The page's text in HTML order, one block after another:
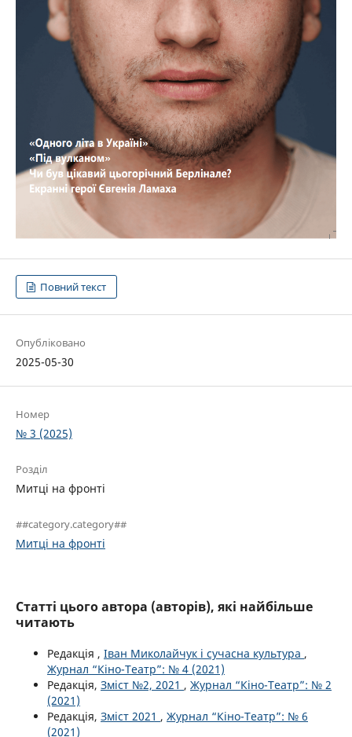
Повний текст
Опубліковано
2025-05-30
Номер
№ 3 (2025)
Розділ
Митці на фронті
##category.category##
Митці на фронті
Статті цього автора (авторів), які найбільше
читають
Редакція , Іван Миколайчук і сучасна культура ,
Журнал “Кіно-Театр”: № 4 (2021)
Редакція, Зміст №2, 2021 , Журнал “Кіно-Театр”: № 2
(2021)
Редакція, Зміст 2021 , Журнал “Кіно-Театр”: № 6
(2021)